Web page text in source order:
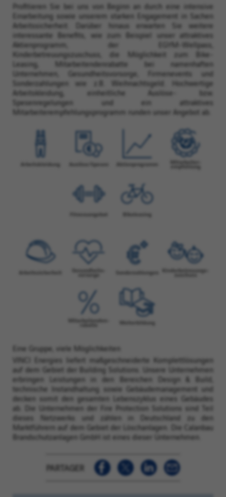
Profitieren Sie bei uns von Beginn an durch eine intensive
Einarbeitung sowie unserem starken Engagement in Sachen
Arbeitssicherheit. Darüber hinaus erwarten Sie weitere
interessante Benefits, wie zum Beispiel unser attraktives
Aktienprogramm, der EGYM-Wellpass,
Kinderbetreuungszuschuss, die Möglichkeit zum Bike-
Leasing, Mitarbeitendenrabatte bei namenhaften
Unternehmen, Gesundheitsvorsorge, Firmenevents und
Sonderzahlungen wie z.B. Weihnachtsgeld. Hochwertige
Arbeitskleidung, einheitliche Auslöse- bzw.
Spesenregelungen und ein attraktives
Mitarbeiterempfehlungsprogramm runden unser Angebot ab.
Eine Gruppe, viele Möglichkeiten
VINCI Energies liefert maßgeschneiderte Komplettlösungen
auf dem Gebiet der Building Solutions. Unsere Unternehmen
erbringen Leistungen in den Bereichen Design & Build,
technische Instandhaltung sowie Gebäudemanagement und
decken somit den gesamten Lebenszyklus eines Gebäudes
ab. Die Unternehmen der Fire Protection Solutions sind Teil
dieses Netzwerks und zählen in Deutschland zu den
Marktführern auf dem Gebiet der Löschanlagen. Die Calanbau
Brandschutzanlagen GmbH ist eines dieser Unternehmen.
PARTAGER